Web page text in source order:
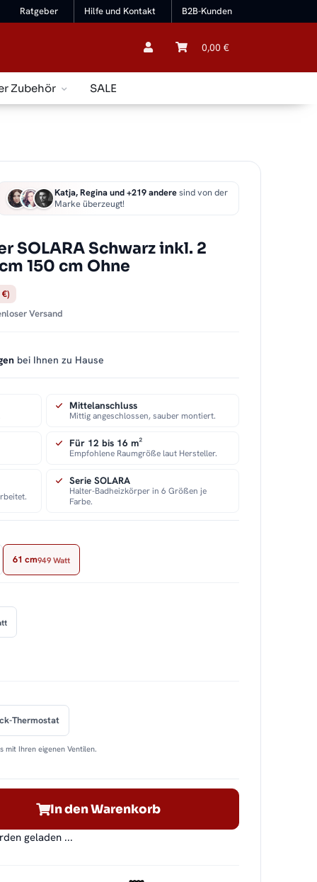
Ratgeber Hilfe und Kontakt B2B-Kunden
0,00 €
Zubehör SALE
Katja, Regina und +219 anderesind von der
Marke überzeugt!
SOLARA Schwarz inkl. 2
150 cm Ohne
Versand
bei Ihnen zu Hause
Mittelanschluss
Mittig angeschlossen, sauber montiert.
Für 12 bis 16 m²
Empfohlene Raumgröße laut Hersteller.
Serie SOLARA
Halter-Badheizkörper in 6 Größen je
Farbe.
61 cm949 Watt
Thermostat
mit Ihren eigenen Ventilen.
In den Warenkorb
geladen ...